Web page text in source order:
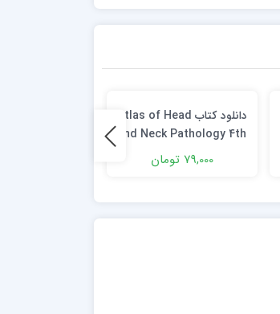
دانلود كتاب Atlas of Head
and Neck Pathology 4th
Edition79,000 تومان